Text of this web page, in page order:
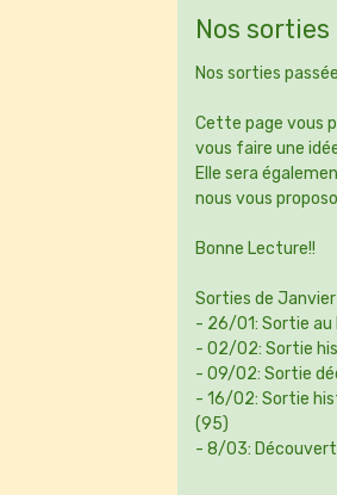
Nos
Nos sorties
Cette page vous
vous faire une
Elle sera
nous vous
Bonne Lecture!!
Sorties de Janvier
- 26/01: Sortie au
- 02/02: Sortie
- 09/02: Sortie
- 16/02: Sortie
(95)
- 8/03: